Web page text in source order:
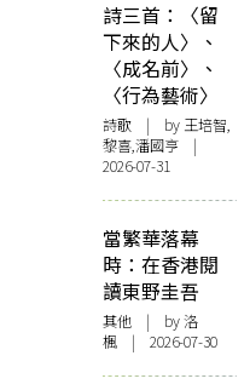
詩三首：〈留
下來的人〉、
〈成名前〉、
〈行為藝術〉
詩歌 | by 王培智,
黎喜,潘國亨 |
2026-07-31
當繁華落幕
時：在香港閱
讀東野圭吾
其他 | by洛
楓 | 2026-07-30